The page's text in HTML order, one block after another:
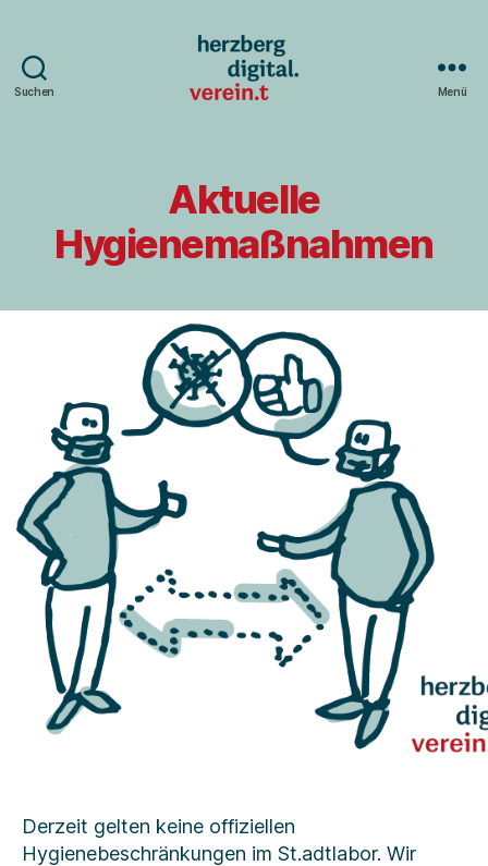
Suchen Menü
Aktuelle
Hygienemaßnahmen
Derzeit gelten keine offiziellen
Hygienebeschränkungen im St.adtlabor. Wir